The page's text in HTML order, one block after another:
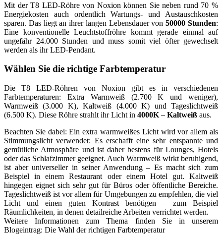
Mit der T8 LED-Röhre von Noxion können Sie neben rund 70 %
Energiekosten auch ordentlich Wartungs- und Austauschkosten
sparen. Das liegt an ihrer langen Lebensdauer von50000 Stunden:
Eine konventionelle Leuchtstoffröhre kommt gerade einmal auf
ungefähr 24.000 Stunden und muss somit viel öfter gewechselt
werden als ihr LED-Pendant.
Wählen Sie die richtige Farbtemperatur
Die T8 LED-Röhren von Noxion gibt es in verschiedenen
Farbtemperaturen: Extra Warmweiß (2.700 K und weniger),
Warmweiß (3.000 K), Kaltweiß (4.000 K) und Tageslichtweiß
(6.500 K). Diese Röhre strahlt ihr Licht in 4000K – Kaltweiß aus.
Beachten Sie dabei: Ein extra warmweißes Licht wird vor allem als
Stimmungslicht verwendet: Es erschafft eine sehr entspannte und
gemütliche Atmosphäre und ist daher bestens für Lounges, Hotels
oder das Schlafzimmer geeignet. Auch Warmweiß wirkt beruhigend,
ist aber universeller in seiner Anwendung – Es macht sich zum
Beispiel in einem Restaurant oder einem Hotel gut. Kaltweiß
hingegen eignet sich sehr gut für Büros oder öffentliche Bereiche.
Tageslichtweiß ist vor allem für Umgebungen zu empfehlen, die viel
Licht und einen guten Kontrast benötigen – zum Beispiel
Räumlichkeiten, in denen detailreiche Arbeiten verrichtet werden.
Weitere Informationen zum Thema finden Sie in unserem
Blogeintrag: Die Wahl der richtigen Farbtemperatur